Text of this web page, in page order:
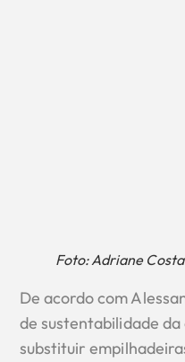
Foto: Adriane Costa
De acordo com
de sustentabilidade
substituir